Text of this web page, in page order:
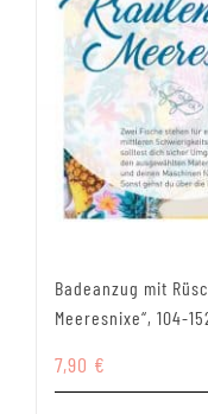
Badeanzug mit
Meeresnixe“, 104-
7,90 €